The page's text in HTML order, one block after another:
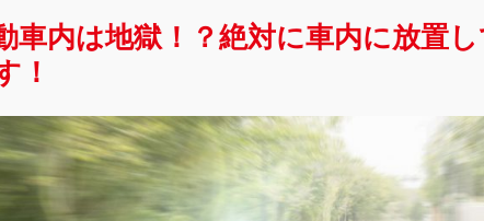
車内は地獄！？絶対に車内に放置
！